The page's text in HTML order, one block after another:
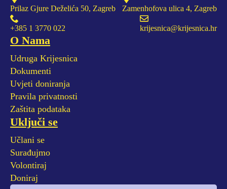
Prilaz Gjure Deželića 50, Zagreb Zamenhofova ulica 4, Zagreb
+385 1 3770 022 krijesnica@krijesnica.hr
O Nama
Udruga Krijesnica
Dokumenti
Uvjeti doniranja
Pravila privatnosti
Zaštita podataka
Uključi se
Učlani se
Surađujmo
Volontiraj
Doniraj